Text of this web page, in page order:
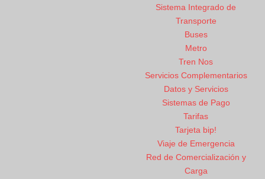
Sistema Integrado de
Transporte
Buses
Metro
Tren Nos
Servicios Complementarios
Datos y Servicios
Sistemas de Pago
Tarifas
Tarjeta bip!
Viaje de Emergencia
Red de Comercialización y
Carga